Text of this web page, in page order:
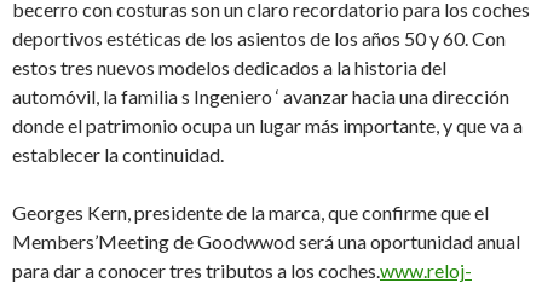
becerro con costuras son un claro recordatorio para los coches
deportivos estéticas de los asientos de los años 50 y 60. Con
estos tres nuevos modelos dedicados a la historia del
automóvil, la familia s Ingeniero ‘ avanzar hacia una dirección
donde el patrimonio ocupa un lugar más importante, y que va a
establecer la continuidad.
Georges Kern, presidente de la marca, que confirme que el
Members’Meeting de Goodwwod será una oportunidad anual
para dar a conocer tres tributos a los coches. www.reloj-